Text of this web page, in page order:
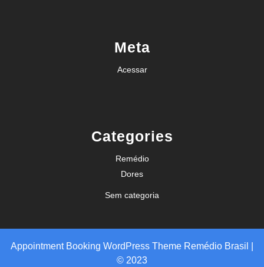
Meta
Acessar
Categories
Remédio
Dores
Sem categoria
Appointment Booking WordPress Theme Remédio Brasil |
© 2023